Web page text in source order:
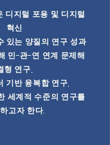
디지털 포용 및 디지털
혁신
있는 양질의 연구 성과
민-관-연 연계 문제해
형 연구,
기반 융복합 연구,
세계적 수준의 연구를
고자 한다.